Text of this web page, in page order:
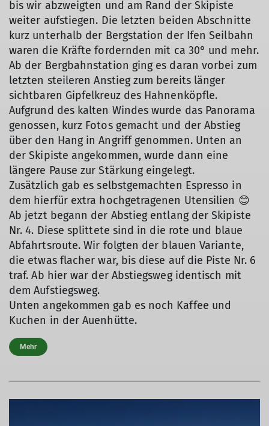
bis wir abzweigten und am Rand der Skipiste
weiter aufstiegen. Die letzten beiden Abschnitte
kurz unterhalb der Bergstation der Ifen Seilbahn
waren die Kräfte fordernden mit ca 30° und mehr.
Ab der Bergbahnstation ging es daran vorbei zum
letzten steileren Anstieg zum bereits länger
sichtbaren Gipfelkreuz des Hahnenköpfle.
Aufgrund des kalten Windes wurde das Panorama
genossen, kurz Fotos gemacht und der Abstieg
über den Hang in Angriff genommen. Unten an
der Skipiste angekommen, wurde dann eine
längere Pause zur Stärkung eingelegt.
Zusätzlich gab es selbstgemachten Espresso in
dem hierfür extra hochgetragenen Utensilien 😊
Ab jetzt begann der Abstieg entlang der Skipiste
Nr. 4. Diese splittete sind in die rote und blaue
Abfahrtsroute. Wir folgten der blauen Variante,
die etwas flacher war, bis diese auf die Piste Nr. 6
traf. Ab hier war der Abstiegsweg identisch mit
dem Aufstiegsweg.
Unten angekommen gab es noch Kaffee und
Kuchen in der Auenhütte.
Mehr